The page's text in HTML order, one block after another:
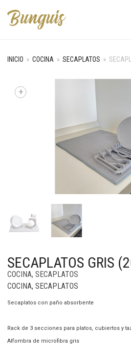
INICIO » COCINA » SECAPLATOS »
+
SECAPLATOS GRIS
COCINA, SECAPLATOS
COCINA, SECAPLATOS
Secaplatos con paño absorbente
Rack de 3 secciones para platos, cubiertos y
Alfombra de microfibra gris